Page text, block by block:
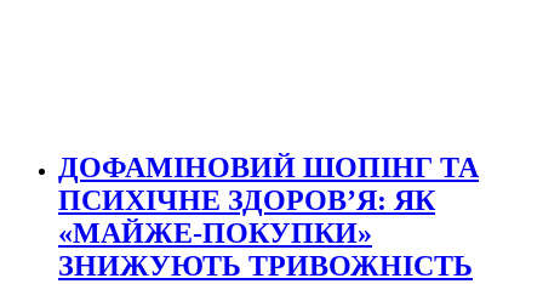
ДОФАМІНОВИЙ ШОПІНГ ТА
ПСИХІЧНЕ ЗДОРОВ’Я: ЯК
«МАЙЖЕ-ПОКУПКИ»
ЗНИЖУЮТЬ ТРИВОЖНІСТЬ